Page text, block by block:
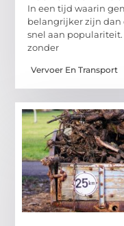
In een tijd waarin
belangrijker zijn
snel aan
zonder
Vervoer En Transport